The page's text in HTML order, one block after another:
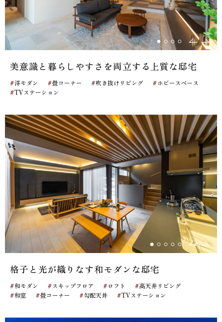
美意識と暮らしやすさを両立する上質な邸宅
#洋モダン #畳コーナー #吹き抜けリビング #ホビースペース
#TVステーション
格子と光が織りなす和モダンな邸宅
#和モダン #スキップフロア #ロフト #高天井リビング
#和室 #畳コーナー #勾配天井 #TVステーション